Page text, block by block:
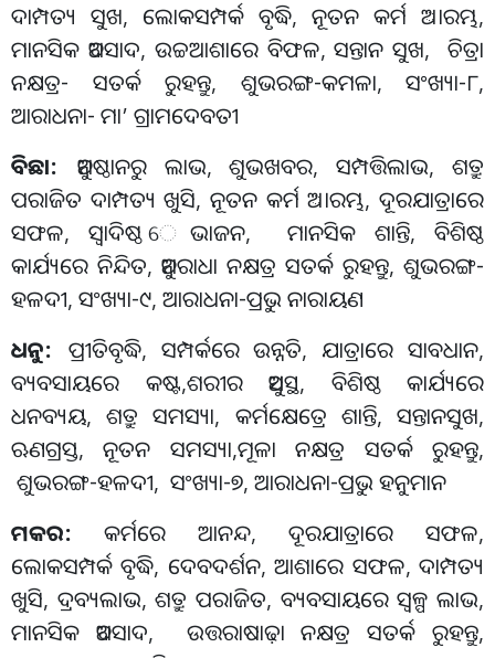
ଦାମ୍ପତ୍ୟ ସୁଖ, ଲୋକସମ୍ପର୍କ ବୃଦ୍ଧି, ନୂତନ କର୍ମ ଅାରମ୍ଭ,
ମାନସିକ ଅବସାଦ, ଉଚ୍ଚଆଶାରେ ବିଫଳ,ସନ୍ତାନ ସୁଖ,ଚିତ୍ରା
ନକ୍ଷତ୍ର- ସତର୍କ ରୁହନ୍ତୁ, ଶୁଭରଙ୍ଗ-କମଳା, ସଂଖ୍ୟା-୮,
ଆରାଧନା- ମା’ ଗ୍ରାମଦେବତୀ
ବିଛା: ଅନୁଷ୍ଠାନରୁ ଲାଭ,ଶୁଭଖବର,ସମ୍ପତ୍ତିଲାଭ,ଶତ୍ରୁ
ପରାଜିତ ଦାମ୍ପତ୍ୟ ଖୁସି,ନୂତନ କର୍ମ ଅାରମ୍ଭ,ଦୂରଯାତ୍ରାରେ
ସଫଳ, ସ୍ବାଦିଷ୍ଠ େଭାଜନ,ମାନସିକ ଶାନ୍ତି,ବିଶିଷ୍ଠ
କାର୍ଯ୍ୟରେ ନିନ୍ଦିତ, ଅନୁରାଧା ନକ୍ଷତ୍ର ସତର୍କ ରୁହନ୍ତୁ, ଶୁଭରଙ୍ଗ-
ହଳଦୀ, ସଂଖ୍ୟା-୯, ଆରାଧନା-ପ୍ରଭୁ ନାରାୟଣ
ଧନୁ: ପ୍ରୀତିବୃଦ୍ଧି, ସମ୍ପର୍କରେ ଉନ୍ନତି, ଯାତ୍ରାରେ ସାବଧାନ,
ବ୍ୟବସାୟରେ କଷ୍ଟ,ଶରୀର ଅସୁସ୍ଥ, ବିଶିଷ୍ଠ କାର୍ଯ୍ୟରେ
ଧନବ୍ୟୟ,ଶତ୍ରୁ ସମସ୍ୟା, କର୍ମକ୍ଷେତ୍ରେ ଶାନ୍ତି,ସନ୍ତାନସୁଖ,
ଋଣଗ୍ରସ୍ତ,ନୂତନ ସମସ୍ୟା,ମୂଳା ନକ୍ଷତ୍ର ସତର୍କ ରୁହନ୍ତୁ,
ଶୁଭରଙ୍ଗ-ହଳଦୀ, ସଂଖ୍ୟା-୭, ଆରାଧନା-ପ୍ରଭୁ ହନୁମାନ
ମକର: କର୍ମରେ ଆନନ୍ଦ, ଦୂରଯାତ୍ରାରେ ସଫଳ,
ଲୋକସମ୍ପର୍କ ବୃଦ୍ଧି, ଦେବଦର୍ଶନ,ଆଶାରେ ସଫଳ,ଦାମ୍ପତ୍ୟ
ଖୁସି, ଦ୍ରବ୍ୟଲାଭ,ଶତ୍ରୁ ପରାଜିତ, ବ୍ୟବସାୟରେ ସ୍ବଳ୍ପ ଲାଭ,
ମାନସିକ ଅବସାଦ, ଉତ୍ତରାଷାଢ଼ା ନକ୍ଷତ୍ର ସତର୍କ ରୁହନ୍ତୁ,